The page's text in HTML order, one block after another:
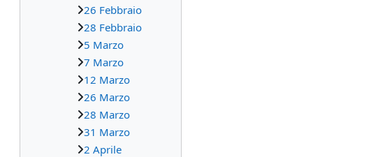
26 Febbraio
28 Febbraio
5 Marzo
7 Marzo
12 Marzo
26 Marzo
28 Marzo
31 Marzo
2 Aprile